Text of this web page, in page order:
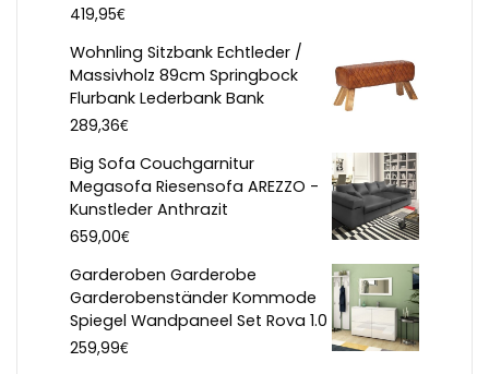
419,95€
Wohnling Sitzbank Echtleder /
Massivholz 89cm Springbock
Flurbank Lederbank Bank
289,36€
Big Sofa Couchgarnitur
Megasofa Riesensofa AREZZO -
Kunstleder Anthrazit
659,00€
Garderoben Garderobe
Garderobenständer Kommode
Spiegel Wandpaneel Set Rova 1.0
259,99€